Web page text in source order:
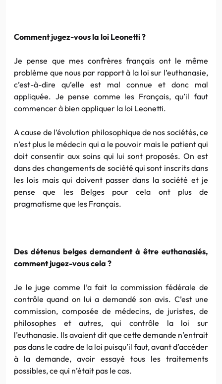
Comment jugez-vous la loi Leonetti ?
Je pense que mes confrères français ont le même
problème que nous par rapport à la loi sur l’euthanasie,
c’est-à-dire qu’elle est mal connue et donc mal
appliquée. Je pense comme les Français, qu’il faut
commencer à bien appliquer la loi Leonetti.
A cause de l’évolution philosophique de nos sociétés, ce
n’est plus le médecin qui a le pouvoir mais le patient qui
doit consentir aux soins qui lui sont proposés. On est
dans des changements de société qui sont inscrits dans
les lois mais qui doivent passer dans la société et je
pense que les Belges pour cela ont plus de
pragmatisme que les Français.
Des détenus belges demandent à être euthanasiés,
comment jugez-vous cela ?
Je le juge comme l’a fait la commission fédérale de
contrôle quand on lui a demandé son avis. C’est une
commission, composée de médecins, de juristes, de
philosophes et autres, qui contrôle la loi sur
l’euthanasie. Ils avaient dit que cette demande n’entrait
pas dans le cadre de la loi puisqu’il faut, avant d’accéder
à la demande, avoir essayé tous les traitements
possibles, ce qui n’était pas le cas.